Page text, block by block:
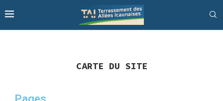
CARTE DU SITE